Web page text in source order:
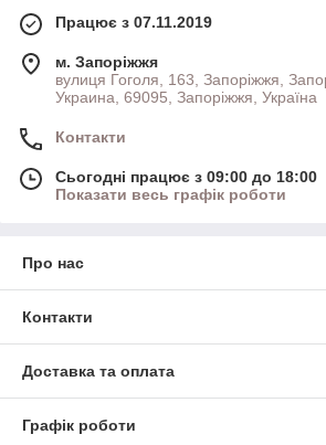
Працює з 07.11.2019
м. Запоріжжя
вулиця Гоголя, 163, Запоріжжя,
Украина, 69095, Запоріжжя, Україна
Контакти
Сьогодні працює з 09:00 до 18:00
Показати весь графік роботи
Про нас
Контакти
Доставка та оплата
Графік роботи